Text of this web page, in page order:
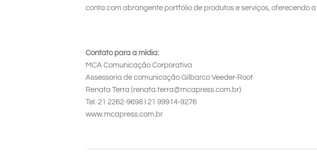
conta com abrangente portfólio de produtos e serviços, oferecendo
Contato para a mídia:
MCA Comunicação Corporativa
Assessoria de comunicação Gilbarco Veeder-Root
Renata Terra (renata.terra@mcapress.com.br)
Tel. 21 2262-9698 l 21 99914-9276
www.mcapress.com.br